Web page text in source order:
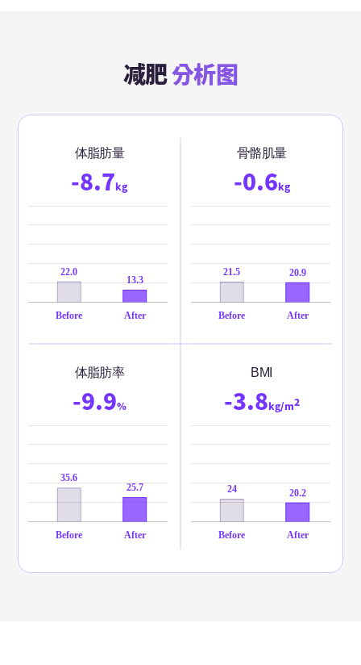
减肥分析图
体脂肪量
-8.7kg
骨骼肌量
-0.6kg
体脂肪率
-9.9%
BMI
-3.8kg/m2